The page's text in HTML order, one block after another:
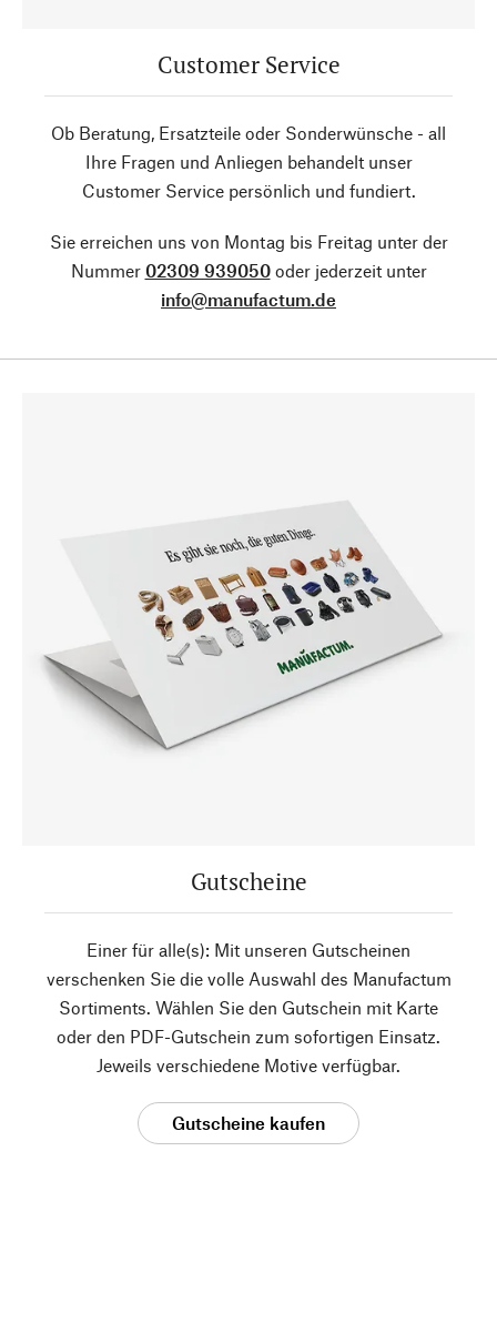
Customer Service
Ob Beratung, Ersatzteile oder Sonderwünsche - all
Ihre Fragen und Anliegen behandelt unser
Customer Service persönlich und fundiert.
Sie erreichen uns von Montag bis Freitag unter der
Nummer 02309 939050oder jederzeit unter
info@manufactum.de
Gutscheine
Einer für alle(s): Mit unseren Gutscheinen
verschenken Sie die volle Auswahl des Manufactum
Sortiments. Wählen Sie den Gutschein mit Karte
oder den PDF-Gutschein zum sofortigen Einsatz.
Jeweils verschiedene Motive verfügbar.
Gutscheine kaufen